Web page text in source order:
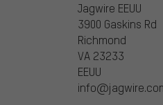
Jagwire EEUU
3900 Gaskins Rd
Richmond
VA 23233
EEUU